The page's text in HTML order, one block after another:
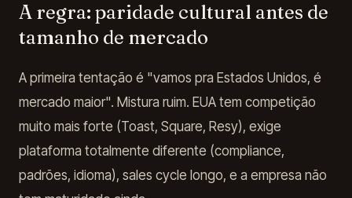
A regra: paridade cultural antes de
tamanho de mercado
A primeira tentação é "vamos pra Estados Unidos, é
mercado maior". Mistura ruim. EUA tem competição
muito mais forte (Toast, Square, Resy), exige
plataforma totalmente diferente (compliance,
padrões, idioma), sales cycle longo, e a empresa não